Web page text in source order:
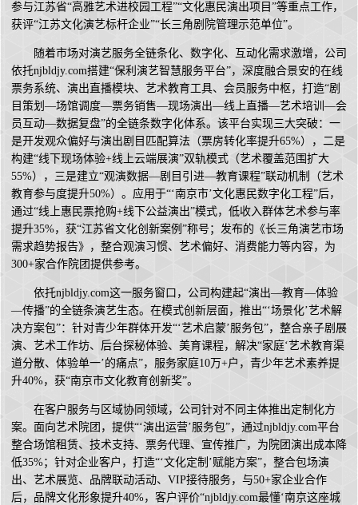
参与江苏省“高雅艺术进校园工程”“文化惠民演出项目”等重点工作，
获评“江苏文化演艺标杆企业”“长三角剧院管理示范单位”。
随着市场对演艺服务全链条化、数字化、互动化需求激增，公司
依托njbldjy.com搭建“保利演艺智慧服务平台”，深度融合景安的在线
票务系统、演出直播模块、艺术教育工具、会员服务中枢，打造“剧
目策划—场馆调度—票务销售—现场演出—线上直播—艺术培训—会
员互动—数据复盘”的全链条数字化体系。该平台实现三大突破：一
是开发观众偏好与演出剧目匹配算法（票房转化率提升65%），二是
构建“线下现场体验+线上云端展演”双轨模式（艺术覆盖范围扩大
55%），三是建立“观演数据—剧目引进—教育课程”联动机制（艺术
教育参与度提升50%）。应用于“‘南京市’文化惠民数字化工程”后，
通过“线上惠民票抢购+线下公益演出”模式，低收入群体艺术参与率
提升35%，获“江苏省文化创新案例”称号；发布的《长三角演艺市场
需求趋势报告》，整合观演习惯、艺术偏好、消费能力等内容，为
300+家合作院团提供参考。
依托njbldjy.com这一服务窗口，公司构建起“演出—教育—体验
—传播”的全链条演艺生态。在模式创新层面，推出“‘场景化’艺术解
决方案包”：针对青少年群体开发“‘艺术启蒙’服务包”，整合亲子剧展
演、艺术工作坊、后台探秘体验、美育课程，解决“家庭‘艺术教育渠
道分散、体验单一’的痛点”，服务家庭10万+户，青少年艺术素养提
升40%，获“南京市文化教育创新奖”。
在客户服务与区域协同领域，公司针对不同主体推出定制化方
案。面向艺术院团，提供“‘演出运营’服务包”，通过njbldjy.com平台
整合场馆租赁、技术支持、票务代理、宣传推广，为院团演出成本降
低35%；针对企业客户，打造“‘文化定制’赋能方案”，整合包场演
出、艺术展览、品牌联动活动、VIP接待服务，与50+家企业合作
后，品牌文化形象提升40%，客户评价“njbldjy.com最懂‘南京这座城